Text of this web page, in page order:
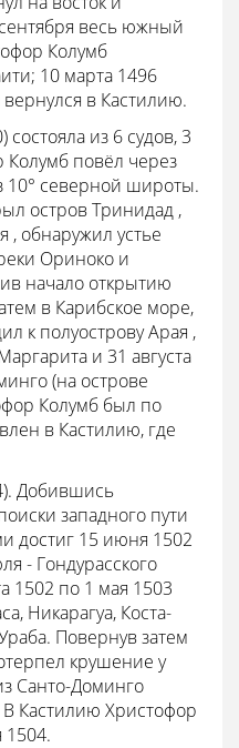
весь южный
Колумб
10 марта 1496
в Кастилию.
из 6 судов, 3
Колумб повёл через
10° северной широты.
остров Тринидад ,
, обнаружил устье
Ориноко и
начало открытию
в Карибское море,
к полуострову Арая ,
и 31 августа
(на острове
Колумб был по
в Кастилию, где
Добившись
западного пути
достиг 15 июня 1502
- Гондурасского
1502 по 1 мая 1503
Никарагуа, Коста-
Повернув затем
крушение у
Санто-Доминго
Кастилию Христофор
1504.